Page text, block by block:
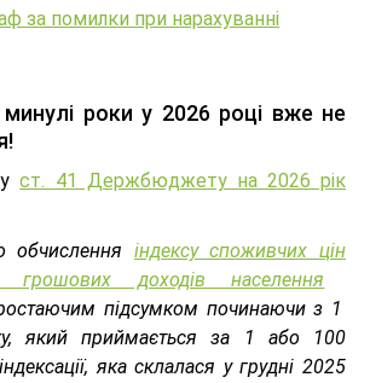
за помилки при нарахуванні
минулі роки у 2026 році вже не
уст. 41 Держбюджету на 2026 рік
обчислення індексу споживчих цін
грошових доходів населення
підсумком починаючи з 1
який приймається за 1 або 100
яка склалася у грудні 2025